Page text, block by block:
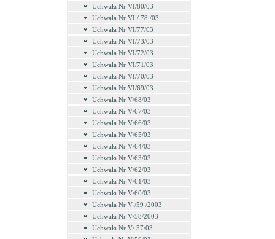
Uchwała Nr VI/80/03
Uchwała Nr VI / 78 /03
Uchwała Nr VI/77/03
Uchwała Nr VI/73/03
Uchwała Nr VI/72/03
Uchwała Nr VI/71/03
Uchwała Nr VI/70/03
Uchwała Nr VI/69/03
Uchwała Nr V/68/03
Uchwała Nr V/67/03
Uchwała Nr V/66/03
Uchwała Nr V/65/03
Uchwała Nr V/64/03
Uchwała Nr V/63/03
Uchwała Nr V/62/03
Uchwała Nr V/61/03
Uchwała Nr V/60/03
Uchwała Nr V /59 /2003
Uchwała Nr V/58/2003
Uchwała Nr V/ 57/03